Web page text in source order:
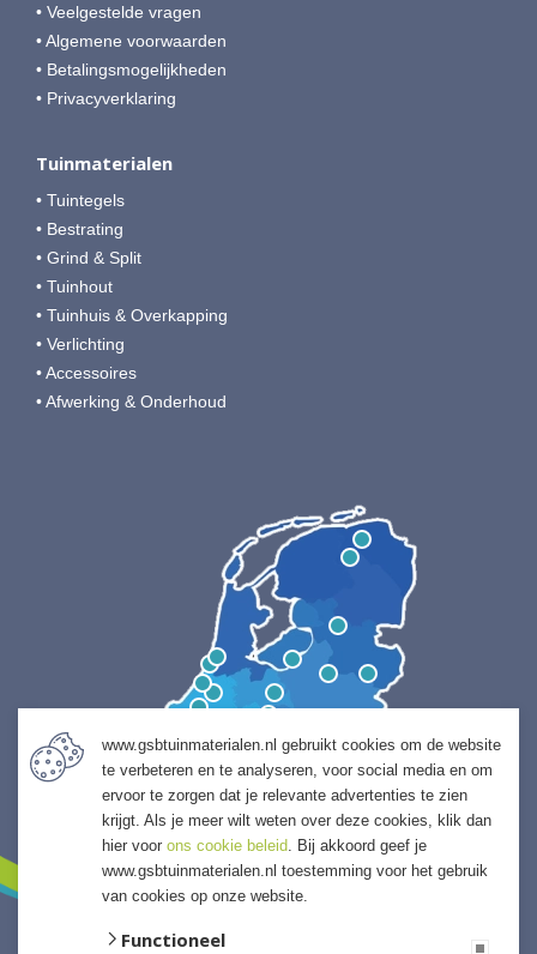
• Veelgestelde vragen
• Algemene voorwaarden
• Betalingsmogelijkheden
• Privacyverklaring
Tuinmaterialen
• Tuintegels
• Bestrating
• Grind & Split
• Tuinhout
• Tuinhuis & Overkapping
• Verlichting
• Accessoires
• Afwerking & Onderhoud
www.gsbtuinmaterialen.nl gebruikt cookies om de website
te verbeteren en te analyseren, voor social media en om
ervoor te zorgen dat je relevante advertenties te zien
krijgt. Als je meer wilt weten over deze cookies, klik dan
hier voor ons cookie beleid. Bij akkoord geef je
www.gsbtuinmaterialen.nl toestemming voor het gebruik
van cookies op onze website.
Functioneel